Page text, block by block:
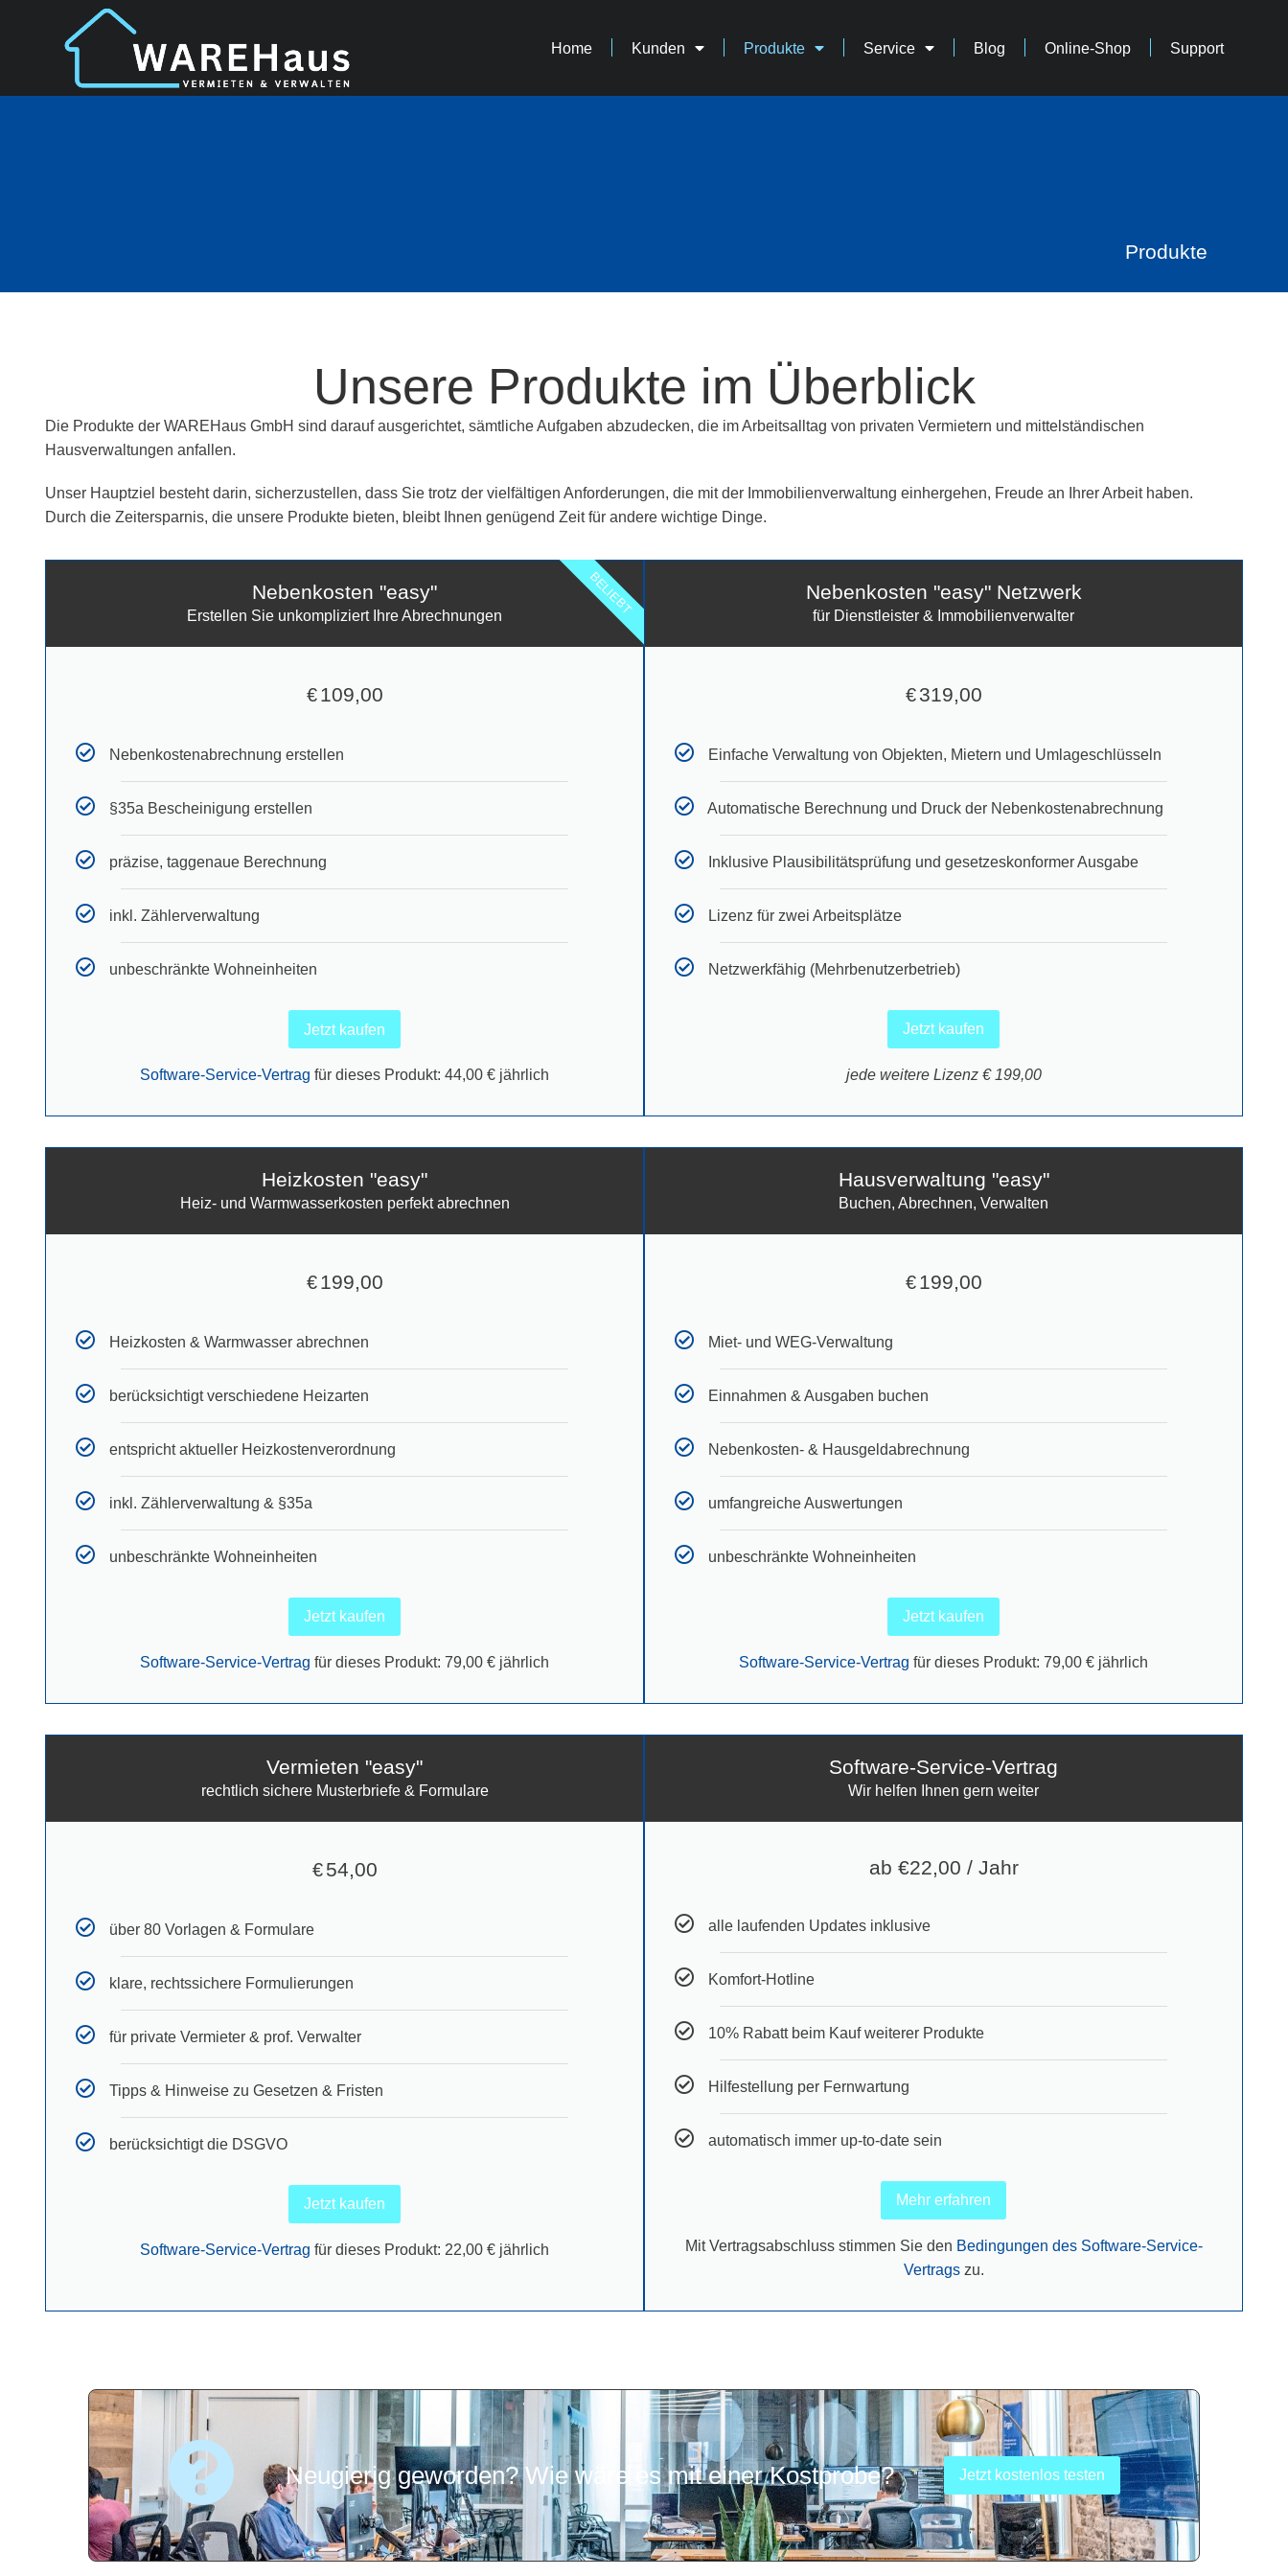
Home Kunden Produkte Service Blog Online-Shop Support
Produkte
Unsere Produkte im Überblick
Die Produkte der WAREHaus GmbH sind darauf ausgerichtet, sämtliche Aufgaben abzudecken, die im Arbeitsalltag von privaten Vermietern und mittelständischen
Hausverwaltungen anfallen.
Unser Hauptziel besteht darin, sicherzustellen, dass Sie trotz der vielfältigen Anforderungen, die mit der Immobilienverwaltung einhergehen, Freude an Ihrer Arbeit haben.
Durch die Zeitersparnis, die unsere Produkte bieten, bleibt Ihnen genügend Zeit für andere wichtige Dinge.
Nebenkosten "easy"
Erstellen Sie unkompliziert Ihre Abrechnungen
€ 109,00
Nebenkostenabrechnung erstellen
§35a Bescheinigung erstellen
präzise, taggenaue Berechnung
inkl. Zählerverwaltung
unbeschränkte Wohneinheiten
Jetzt kaufen
Software-Service-Vertrag für dieses Produkt: 44,00 € jährlich
BELIEBT Nebenkosten "easy" Netzwerk
für Dienstleister & Immobilienverwalter
€ 319,00
Einfache Verwaltung von Objekten, Mietern und Umlageschlüsseln
Automatische Berechnung und Druck der Nebenkostenabrechnung
Inklusive Plausibilitätsprüfung und gesetzeskonformer Ausgabe
Lizenz für zwei Arbeitsplätze
Netzwerkfähig (Mehrbenutzerbetrieb)
Jetzt kaufen
jede weitere Lizenz € 199,00
Heizkosten "easy"
Heiz- und Warmwasserkosten perfekt abrechnen
€ 199,00
Heizkosten & Warmwasser abrechnen
berücksichtigt verschiedene Heizarten
entspricht aktueller Heizkostenverordnung
inkl. Zählerverwaltung & §35a
unbeschränkte Wohneinheiten
Jetzt kaufen
Software-Service-Vertrag für dieses Produkt: 79,00 € jährlich
Hausverwaltung "easy"
Buchen, Abrechnen, Verwalten
€ 199,00
Miet- und WEG-Verwaltung
Einnahmen & Ausgaben buchen
Nebenkosten- & Hausgeldabrechnung
umfangreiche Auswertungen
unbeschränkte Wohneinheiten
Jetzt kaufen
Software-Service-Vertrag für dieses Produkt: 79,00 € jährlich
Vermieten "easy"
rechtlich sichere Musterbriefe & Formulare
€ 54,00
über 80 Vorlagen & Formulare
klare, rechtssichere Formulierungen
für private Vermieter & prof. Verwalter
Tipps & Hinweise zu Gesetzen & Fristen
berücksichtigt die DSGVO
Jetzt kaufen
Software-Service-Vertrag für dieses Produkt: 22,00 € jährlich
Software-Service-Vertrag
Wir helfen Ihnen gern weiter
ab €22,00 / Jahr
alle laufenden Updates inklusive
Komfort-Hotline
10% Rabatt beim Kauf weiterer Produkte
Hilfestellung per Fernwartung
automatisch immer up-to-date sein
Mehr erfahren
Mit Vertragsabschluss stimmen Sie den Bedingungen des Software-Service-
Vertragszu.
Neugierig geworden? Wie wäre es mit einer Kostprobe? Jetzt kostenlos testen